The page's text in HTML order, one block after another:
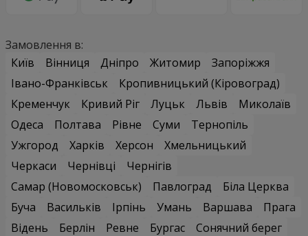
Замовлення в:
Київ
Вінниця Дніпро Житомир
Запоріжжя
Івано-Франківськ
Кропивницький (Кіровоград)
Кременчук
Кривий Ріг Луцьк Львів
Миколаїв
Одеса
Полтава Рівне Суми
Тернопіль
Ужгород
Харків Херсон
Хмельницький
Черкаси
Чернівці
Чернігів
Самар (Новомосковськ)
Павлоград
Біла Церква
Буча
Васильків Ірпінь Умань Варшава
Прага
Відень
Берлін Ревне Бургас
Сонячний берег